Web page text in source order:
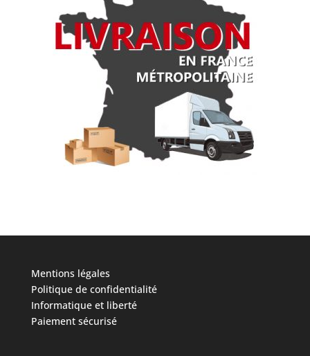
Mentions légales
Politique de confidentialité
Informatique et liberté
Paiement sécurisé